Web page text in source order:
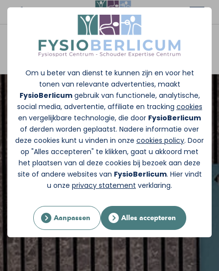
Om u beter van dienst te kunnen zijn en voor het
tonen van relevante advertenties, maakt
FysioBerlicumgebruik van functionele, analytische,
social media, advertentie, affiliate en tracking cookies
en vergelijkbare technologie, die door FysioBerlicum
of derden worden geplaatst. Nadere informatie over
deze cookies kunt u vinden in onze cookies policy. Door
op "Alles accepteren" te klikken, gaat u akkoord met
het plaatsen van al deze cookies bij bezoek aan deze
site of andere websites van FysioBerlicum. Hier vindt
u onze privacy statement verklaring.
Aanpassen Alles accepteren
Afspraak maken